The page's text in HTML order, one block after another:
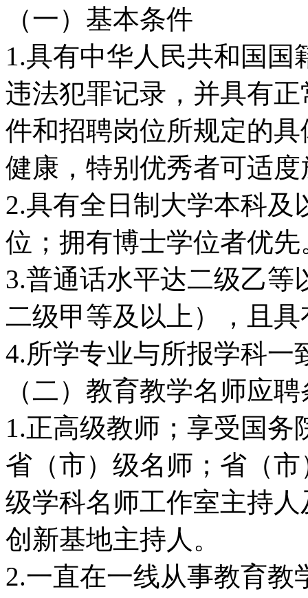
（一）基本条件
1.具有中华人民共和国
违法犯罪记录，并具有
件和招聘岗位所规定的
健康，特别优秀者可适
2.具有全日制大学本科及
位；拥有博士学位者优先
3.普通话水平达二级乙
二级甲等及以上），且
4.所学专业与所报学科一
（二）教育教学名师应
1.正高级教师；享受国
省（市）级名师；省（
级学科名师工作室主持
创新基地主持人。
2.一直在一线从事教育教